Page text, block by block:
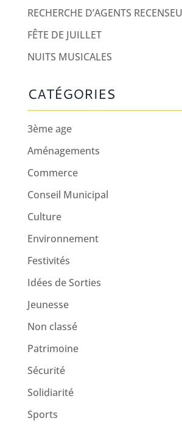
RECHERCHE D’AGENTS
FÊTE DE JUILLET
NUITS MUSICALES
CATÉGORIES
3ème age
Aménagements
Commerce
Conseil Municipal
Culture
Environnement
Festivités
Idées de Sorties
Jeunesse
Non classé
Patrimoine
Sécurité
Solidiarité
Sports